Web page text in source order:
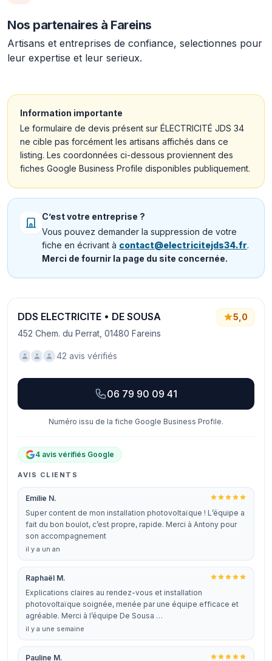
Nos partenaires à Fareins
Artisans et entreprises de confiance, selectionnes pour
leur expertise et leur serieux.
Information importante
Le formulaire de devis présent sur ÉLECTRICITÉ JDS 34
ne cible pas forcément les artisans affichés dans ce
listing. Les coordonnées ci-dessous proviennent des
fiches Google Business Profile disponibles publiquement.
C’est votre entreprise ?
Vous pouvez demander la suppression de votre
fiche en écrivant à contact@electricitejds34.fr.
Merci de fournir la page du site concernée.
DDS ELECTRICITE • DE SOUSA
452 Chem. du Perrat, 01480 Fareins
5,0
42 avis vérifiés
06 79 90 09 41
Numéro issu de la fiche Google Business Profile.
4 avis vérifiés Google
AVIS CLIENTS
Emilie N.
Super content de mon installation photovoltaïque ! L’équipe a
fait du bon boulot, c’est propre, rapide. Merci à Antony pour
son accompagnement
il y a un an
Raphaël M.
Explications claires au rendez-vous et installation
photovoltaïque soignée, menée par une équipe efficace et
agréable. Merci à l’équipe De Sousa …
il y a une semaine
Pauline M.